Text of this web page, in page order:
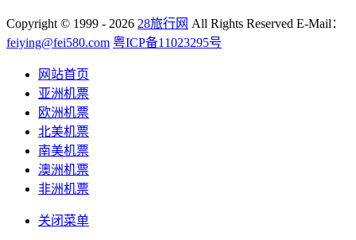
Copyright © 1999 - 2026 28旅行网 All Rights Reserved E-Mail：
feiying@fei580.com 粤ICP备11023295号
网站首页
亚洲机票
欧洲机票
北美机票
南美机票
澳洲机票
非洲机票
关闭菜单